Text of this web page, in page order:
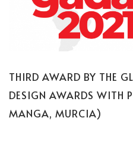
THIRD AWARD BY THE
DESIGN AWARDS WITH
MANGA, MURCIA)